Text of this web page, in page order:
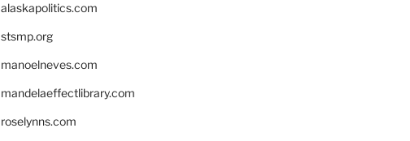
alaskapolitics.com
stsmp.org
manoelneves.com
mandelaeffectlibrary.com
roselynns.com